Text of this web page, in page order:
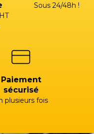
Sous 24/48h !
Paiement
sécurisé
plusieurs fois